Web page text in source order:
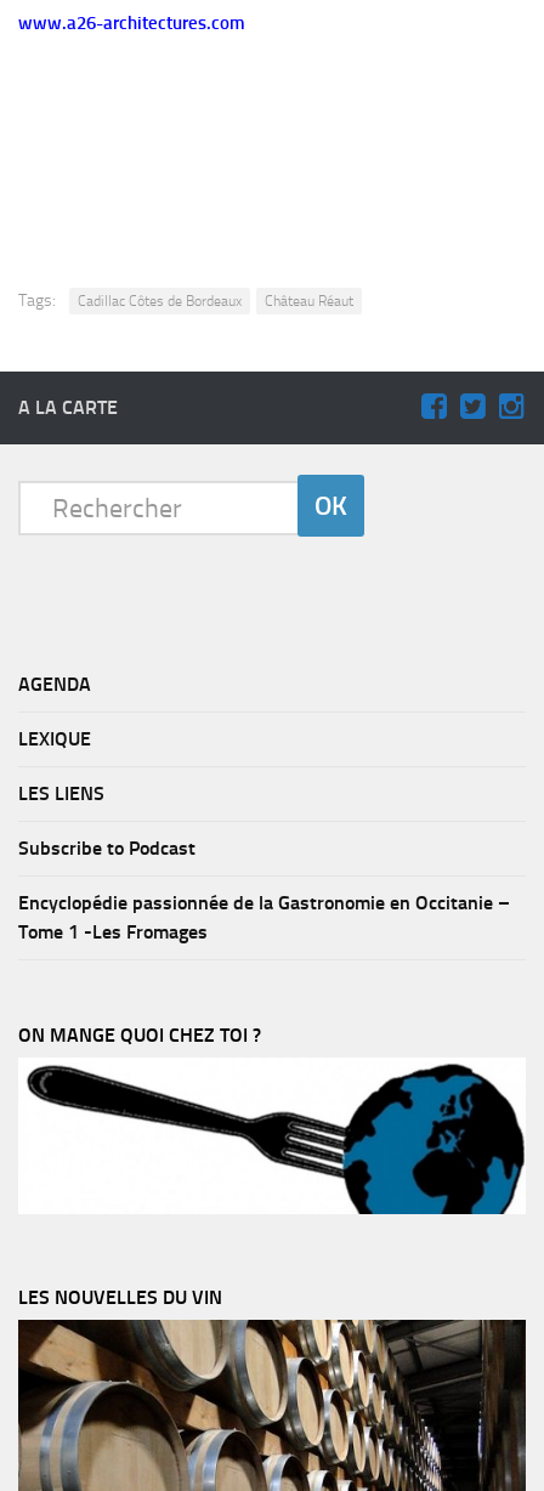
www.a26-architectures.com
Tags: Cadillac Côtes de Bordeaux Château Réaut
A LA CARTE
AGENDA
LEXIQUE
LES LIENS
Subscribe to Podcast
Encyclopédie passionnée de la Gastronomie en Occitanie –
Tome 1 -Les Fromages
ON MANGE QUOI CHEZ TOI ?
LES NOUVELLES DU VIN